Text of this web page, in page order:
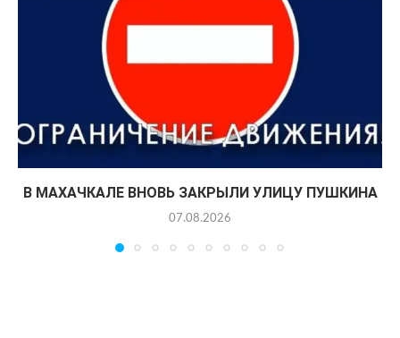
В МАХАЧКАЛЕ ВНОВЬ ЗАКРЫЛИ УЛИЦУ ПУШКИНА
07.08.2026